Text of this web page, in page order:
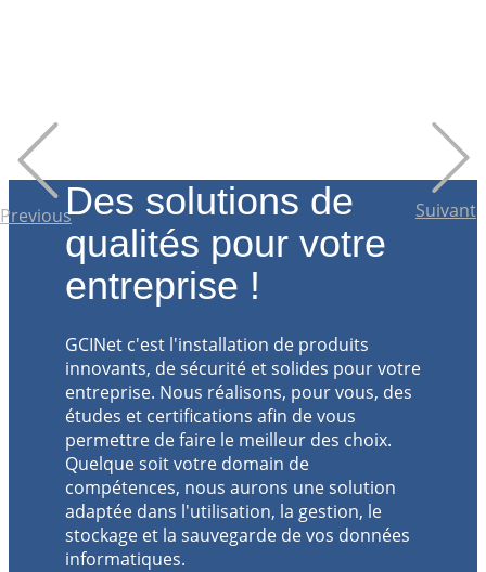
Previous Suivant
Des solutions de
qualité​s pour votre
entreprise !
GCINet c'est l'installation de produits
innovants, de sécurité et solides pour votre
entreprise. Nous réalisons, pour vous, des
études et certifications afin de vous
permettre de faire le meilleur des choix.
Quelque soit votre domain de
compétences, nous aurons une solution
adaptée dans l'utilisation, la gestion, le
stockage et la sauvegarde de vos données
informatiques.